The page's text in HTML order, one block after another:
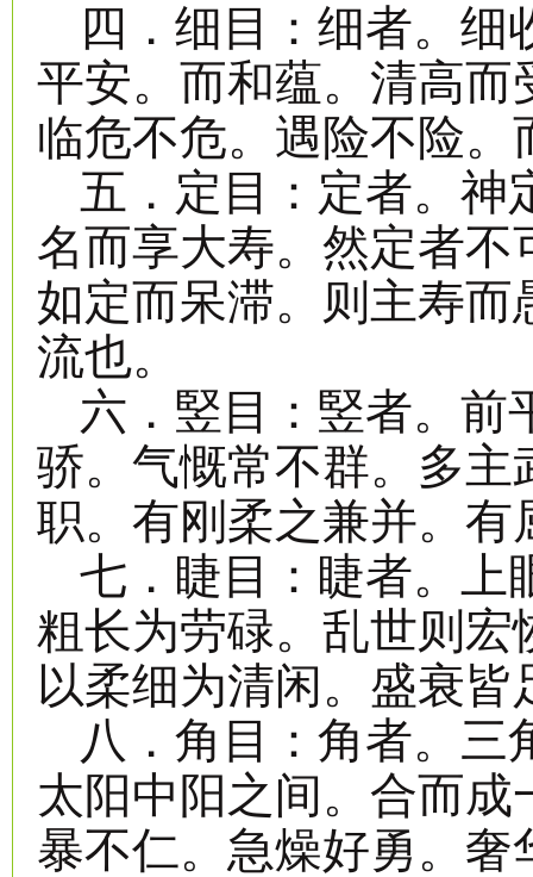
四．细目：细者。细
平安。而和蕴。清高
临危不危。遇险不险
五．定目：定者。神
名而享大寿。然定者
如定而呆滞。则主寿
流也。
六．竪目：竪者。前
骄。气慨常不群。多
职。有刚柔之兼并。
七．睫目：睫者。上
粗长为劳碌。乱世则
以柔细为清闲。盛衰
八．角目：角者。三
太阳中阳之间。合而
暴不仁。急燥好勇。